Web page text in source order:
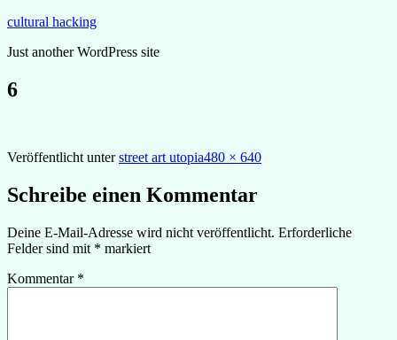
Zum
springen
cultural hacking
Just another WordPress site
6
Veröffentlicht unterstreet art utopiaOriginalgröße
480 × 640
Schreibe einen Kommentar
Deine E-Mail-Adresse wird nicht veröffentlicht. Erforderliche
Felder sind mit * markiert
Kommentar *